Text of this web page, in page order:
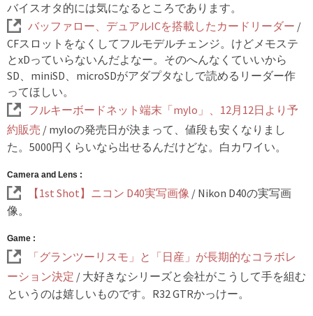
バイスオタ的には気になるところであります。
バッファロー、デュアルICを搭載したカードリーダー /
CFスロットをなくしてフルモデルチェンジ。けどメモステ
とxDっていらないんだよなー。そのへんなくていいから
SD、miniSD、microSDがアダプタなしで読めるリーダー作
ってほしい。
フルキーボードネット端末「mylo」、12月12日より予
約販売 / myloの発売日が決まって、値段も安くなりまし
た。5000円くらいなら出せるんだけどな。白カワイい。
Camera and Lens :
【1st Shot】ニコン D40実写画像 / Nikon D40の実写画
像。
Game :
「グランツーリスモ」と「日産」が長期的なコラボレ
ーション決定 / 大好きなシリーズと会社がこうして手を組む
というのは嬉しいものです。R32 GTRかっけー。